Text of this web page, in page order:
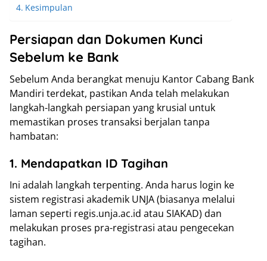
Kesimpulan
Persiapan dan Dokumen Kunci
Sebelum ke Bank
Sebelum Anda berangkat menuju Kantor Cabang Bank
Mandiri terdekat, pastikan Anda telah melakukan
langkah-langkah persiapan yang krusial untuk
memastikan proses transaksi berjalan tanpa
hambatan:
1. Mendapatkan ID Tagihan
Ini adalah langkah terpenting. Anda harus login ke
sistem registrasi akademik UNJA (biasanya melalui
laman seperti regis.unja.ac.id atau SIAKAD) dan
melakukan proses pra-registrasi atau pengecekan
tagihan.